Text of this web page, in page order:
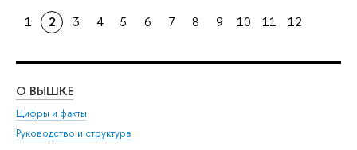
1 2 3 4 5 6 7 8 9 10 11 12
О ВЫШКЕ
Цифры и факты
Руководство и структура